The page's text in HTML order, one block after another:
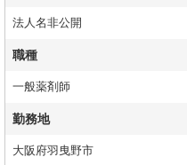
法人名非公開
職種
一般薬剤師
勤務地
大阪府羽曳野市